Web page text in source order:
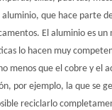
que hace parte
El aluminio es un
lo hacen muy
menos que el cobre y el
por ejemplo, la que se
reciclarlo